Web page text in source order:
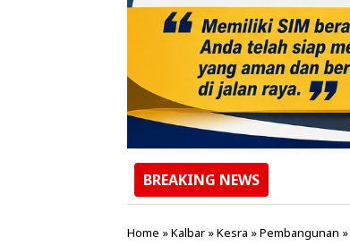
BREAKING NEWS
Home »Kalbar »Kesra »Pembangunan »